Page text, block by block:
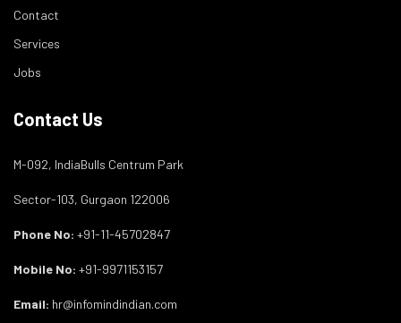
Contact
Services
Jobs
Contact Us
M-092, IndiaBulls Centrum Park
Sector-103, Gurgaon 122006
Phone No: +91-11-45702847
Mobile No: +91-9971153157
Email: hr@infomindindian.com